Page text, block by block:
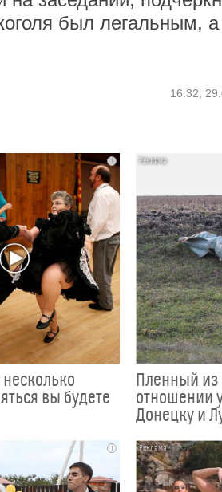
был легальным,
16:32,
i
вы будете
Пленный из
отношении
Донецку и